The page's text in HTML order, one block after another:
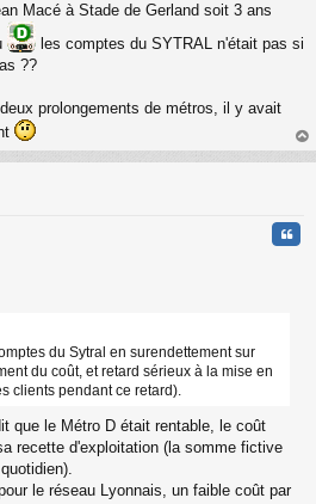
Macé à Stade de Gerland soit 3 ans
les comptes du SYTRAL n'était pas si
??
prolongements de métros, il y avait
au
du Sytral en surendettement sur
du coût, et retard sérieux à la mise en
clients pendant ce retard).
que le Métro D était rentable, le coût
recette d'exploitation (la somme fictive
le réseau Lyonnais, un faible coût par